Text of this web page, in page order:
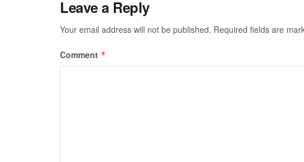
Leave a Reply
Your email address will not be published. Required fields are
Comment *